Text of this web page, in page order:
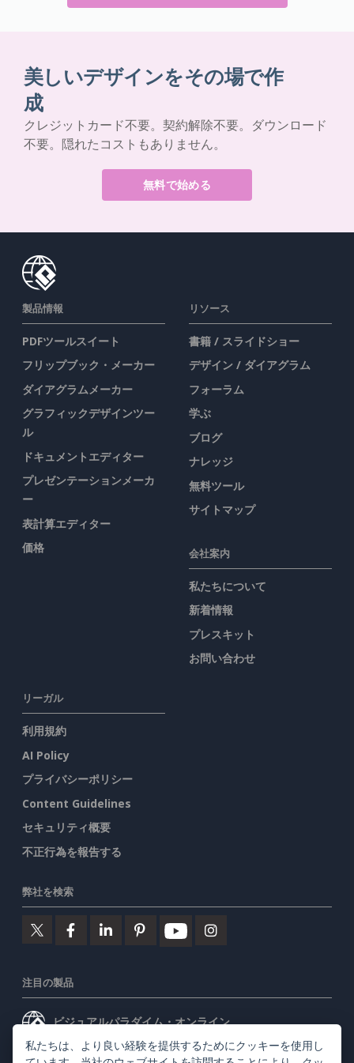
美しいデザインをその場で作
成
クレジットカード不要。契約解除不要。ダウンロード
不要。隠れたコストもありません。
無料で始める
製品情報
PDFツールスイート
フリップブック・メーカー
ダイアグラムメーカー
グラフィックデザインツー
ル
ドキュメントエディター
プレゼンテーションメーカ
ー
表計算エディター
価格
リソース
書籍 / スライドショー
デザイン / ダイアグラム
フォーラム
学ぶ
ブログ
ナレッジ
無料ツール
サイトマップ
会社案内
私たちについて
新着情報
プレスキット
お問い合わせ
リーガル
利用規約
AI Policy
プライバシーポリシー
Content Guidelines
セキュリティ概要
不正行為を報告する
弊社を検索
注目の製品
ビジュアルパラダイム・オンライン
ビジュアルパラダイムデスクトップ
私たちは、より良い経験を提供するためにクッキーを使用し